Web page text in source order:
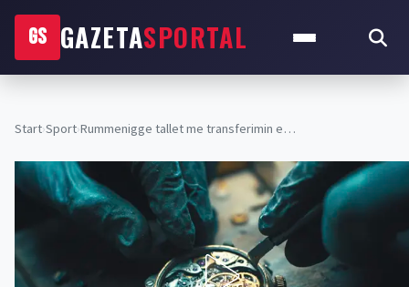
GS GAZETASPORTAL
Start›Sport›Rummenigge tallet me transferimin e…